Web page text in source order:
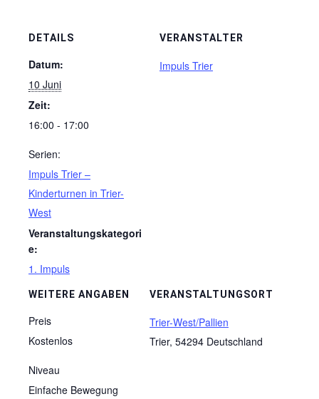
DETAILS
Datum:
10 Juni
Zeit:
16:00 - 17:00
Serien:
Impuls Trier –
Kinderturnen in Trier-
West
Veranstaltungskategori
e:
1. Impuls
VERANSTALTUNGSORT
Trier-West/Pallien
Trier, 54294 Deutschland
VERANSTALTER
Impuls Trier
WEITERE ANGABEN
Preis
Kostenlos
Niveau
Einfache Bewegung